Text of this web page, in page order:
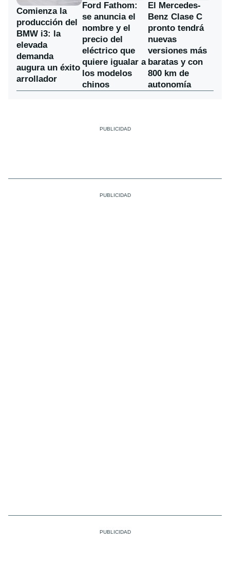
Comienza la
producción del
BMW i3: la
elevada
demanda
augura un éxito
arrollador
Ford Fathom:
se anuncia el
nombre y el
precio del
eléctrico que
quiere igualar a
los modelos
chinos
El Mercedes-
Benz Clase C
pronto tendrá
nuevas
versiones más
baratas y con
800 km de
autonomía